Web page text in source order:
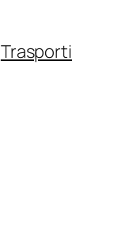
Trasporti